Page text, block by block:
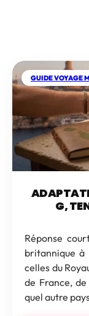
GUIDE VOYAGE
G,
Réponse
britannique à
celles du
de France,
quel autre